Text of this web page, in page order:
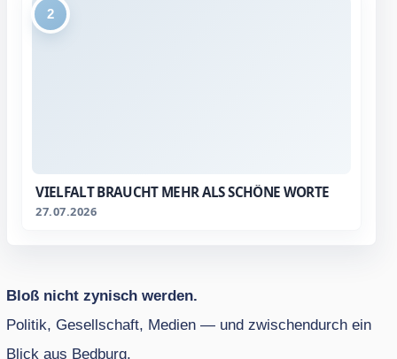
2
VIELFALT BRAUCHT MEHR ALS SCHÖNE WORTE
27.07.2026
Bloß nicht zynisch werden.
Politik, Gesellschaft, Medien — und zwischendurch ein
Blick aus Bedburg.